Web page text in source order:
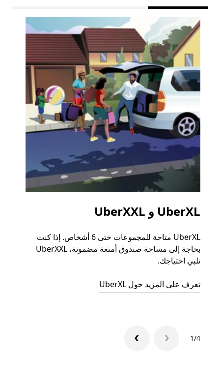
UberXL و UberXXL
UberXL متاحة للمجموعات حتى 6 أشخاص. إذا كنت
بحاجة إلى مساحة صندوق أمتعة مضمونة، UberXXL
تلبي احتياجك.
تعرف على المزيد حول UberXL
1/4